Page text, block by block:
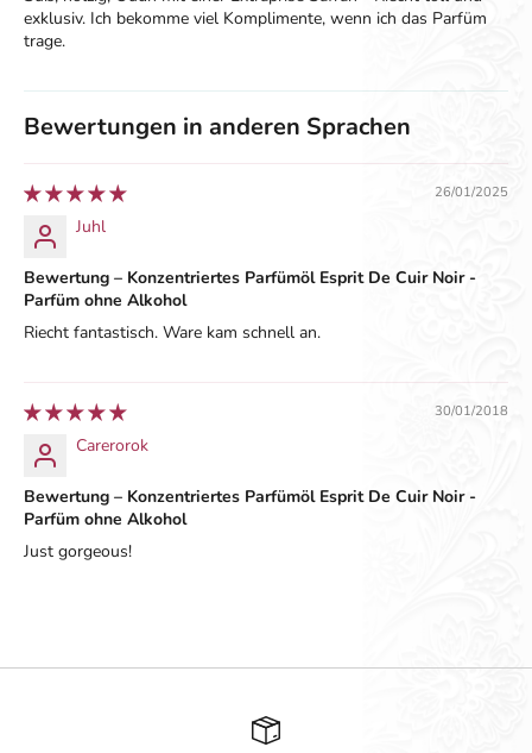
exklusiv. Ich bekomme viel Komplimente, wenn ich das Parfüm
trage.
Bewertungen in anderen Sprachen
26/01/2025
Juhl
Bewertung – Konzentriertes Parfümöl Esprit De Cuir Noir -
Parfüm ohne Alkohol
Riecht fantastisch. Ware kam schnell an.
30/01/2018
Carerorok
Bewertung – Konzentriertes Parfümöl Esprit De Cuir Noir -
Parfüm ohne Alkohol
Just gorgeous!